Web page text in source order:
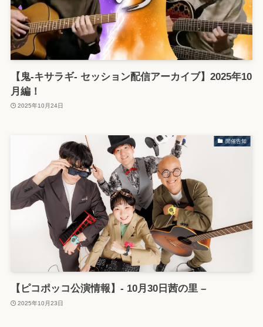
【鬼-キサラギ- セッション配信アーカイブ】2025年10
月編！
2025年10月24日
開催告知
【ピコポッコ公演情報】- 10月30日茜の里 –
2025年10月23日